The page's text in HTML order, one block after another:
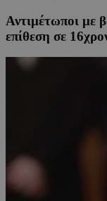
Αντιμέτωποι με
επίθεση σε